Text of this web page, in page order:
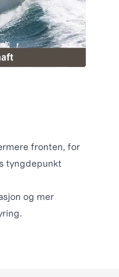
fronten, for
tyngdepunkt
og mer